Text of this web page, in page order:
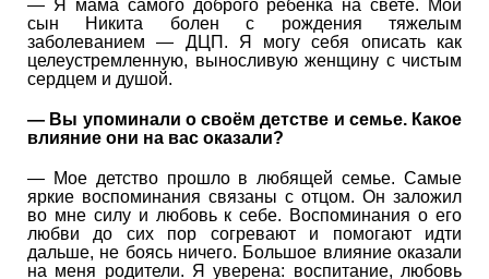
— Я мама самого доброго ребёнка на свете. Мой
сын Никита болен с рождения тяжелым
заболеванием — ДЦП. Я могу себя описать как
целеустремленную, выносливую женщину с чистым
сердцем и душой.
— Вы упоминали о своём детстве и семье. Какое
влияние они на вас оказали?
— Мое детство прошло в любящей семье. Самые
яркие воспоминания связаны с отцом. Он заложил
во мне силу и любовь к себе. Воспоминания о его
любви до сих пор согревают и помогают идти
дальше, не боясь ничего. Большое влияние оказали
на меня родители. Я уверена: воспитание, любовь